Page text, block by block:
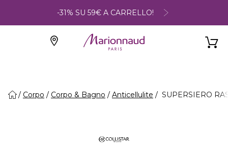
-31% SU 59€ A CARRELLO!
Corpo Corpo & Bagno Anticellulite SUPERSIERO